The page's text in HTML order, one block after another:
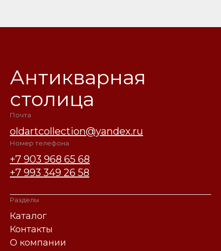
Антикварная
столица
Почта
oldartcollection@yandex.ru
Номер телефона
+7 903 968 65 68
+7 993 349 26 58
Разделы
Каталог
Контакты
О компании